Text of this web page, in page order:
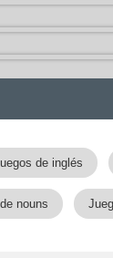
de inglés
nouns